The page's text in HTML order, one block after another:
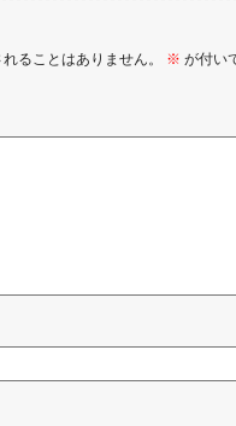
ることはありません。 ※ が付い